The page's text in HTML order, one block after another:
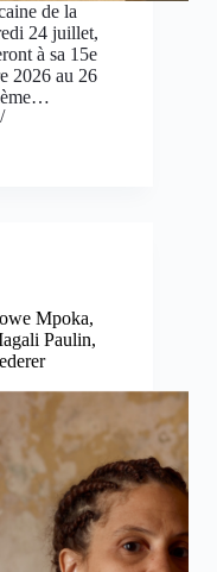
de la
24 juillet,
à sa 15e
2026 au 26
Mpoka,
Paulin,